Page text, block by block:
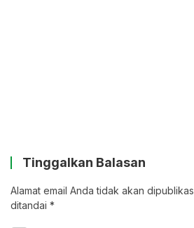
Tinggalkan Balasan
Alamat email Anda tidak akan
ditandai *